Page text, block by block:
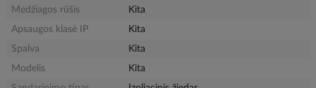
Medžiagos rūšis
Kita
Apsaugos klasė IP
Kita
Spalva
Kita
Modelis
Kita